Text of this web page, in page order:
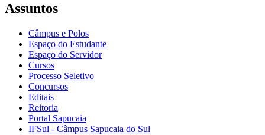
Assuntos
Câmpus e Polos
Espaço do Estudante
Espaço do Servidor
Cursos
Processo Seletivo
Concursos
Editais
Reitoria
Portal Sapucaia
IFSul - Câmpus Sapucaia do Sul